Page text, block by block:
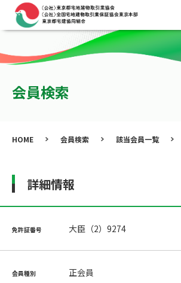
会員検索
HOME 会員検索 該当会員一覧
詳細情報
免許証番号 大臣（2）9274
会員種別 正会員